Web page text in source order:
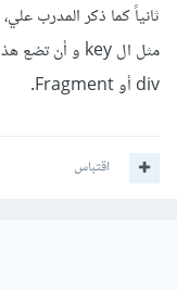
ثانياً كما ذكر المدرب
div أو Fragment.
اقتباس